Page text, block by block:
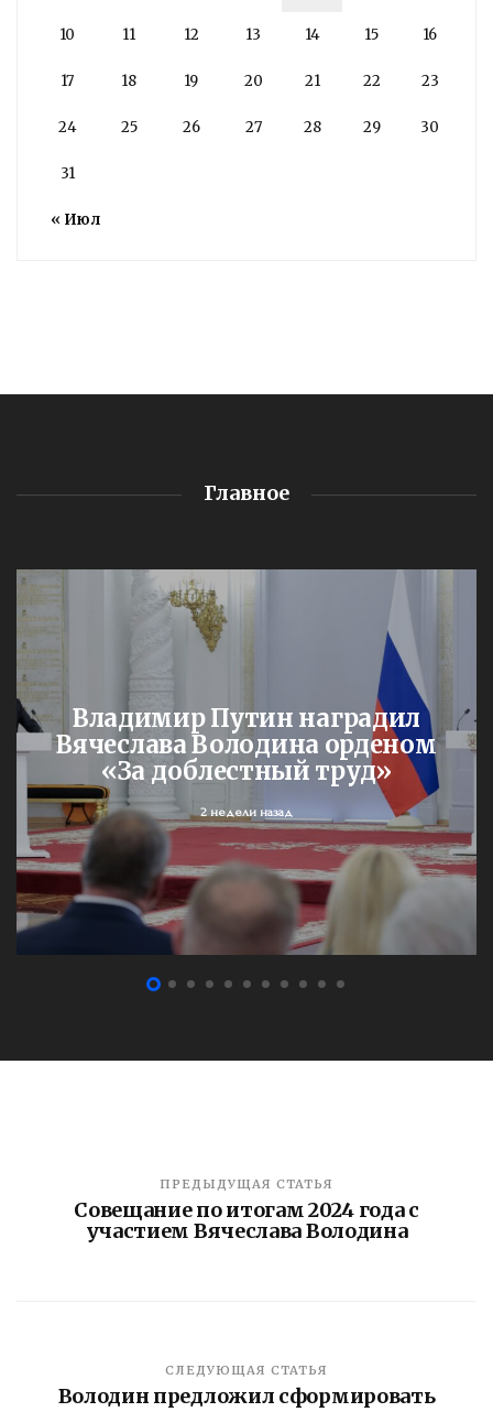
« Июл
10 11 12 13 14 15 16
17 18 19 20 21 22 23
24 25 26 27 28 29 30
31
Главное
Владимир Путин наградил
Вячеслава Володина орденом
«За доблестный труд»
2 недели назад
ПРЕДЫДУЩАЯ СТАТЬЯ
Совещание по итогам 2024 года с
участием Вячеслава Володина
СЛЕДУЮЩАЯ СТАТЬЯ
Володин предложил сформировать